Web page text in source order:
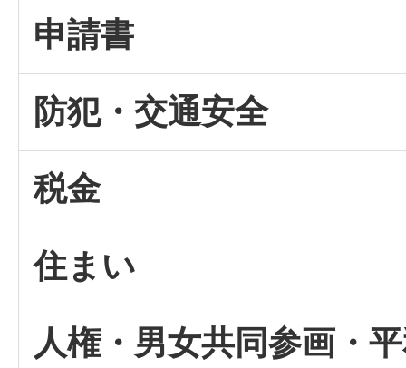
申請書
防犯・交通安全
税金
住まい
人権・男女共同参画・